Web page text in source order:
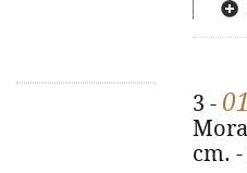
3 -
cm. -